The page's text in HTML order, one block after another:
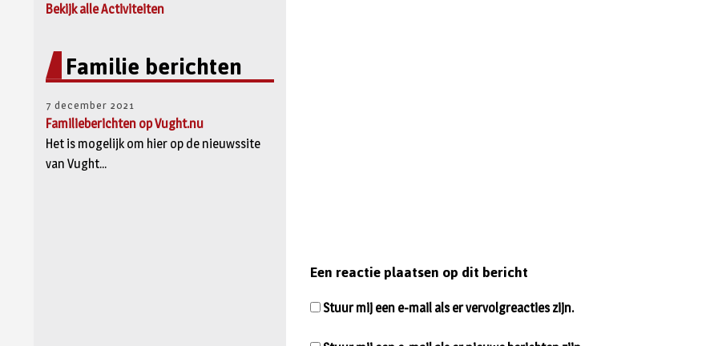
Bekijk alle Activiteiten
Familie berichten
7 december 2021
Familieberichten op Vught.nu
Het is mogelijk om hier op de nieuwssite
van Vught...
Een reactie plaatsen op dit bericht
Stuur mij een e-mail als er vervolgreacties zijn.